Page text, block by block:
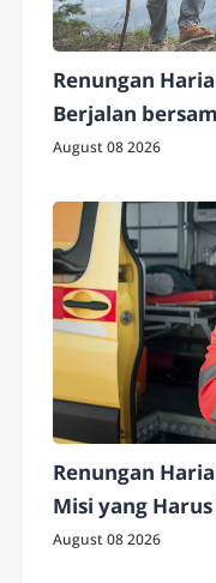
Renungan
Berjalan
August 08 2026
Renungan
Misi yang
August 08 2026